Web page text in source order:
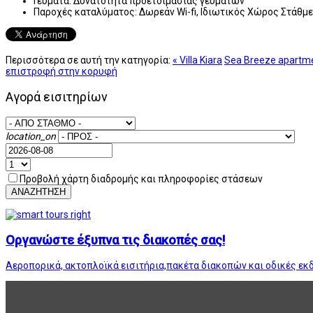
Παροχές καταλύματος: Δωρεάν Wi-fi, Ιδιωτικός Χώρος
Περισσότερα σε αυτή την κατηγορία: « Villa Kiara Sea Breeze
επιστροφή στην κορυφή
Αγορά εισιτηρίων
location_on
Προβολή χάρτη διαδρομής και πληροφορίες στάσεων
ΑΝΑΖΗΤΗΣΗ
Οργανώστε έξυπνα τις διακοπές σας!
Αεροπορικά, ακτοπλοϊκά εισιτήρια,πακέτα διακοπών και οδικές